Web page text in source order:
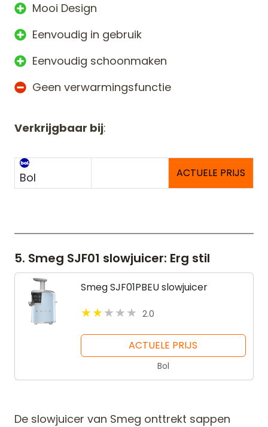
Mooi Design
Eenvoudig in gebruik
Eenvoudig schoonmaken
Geen verwarmingsfunctie
Verkrijgbaar bij:
Bol ACTUELE PRIJS
5. Smeg SJF01 slowjuicer: Erg stil
Smeg SJF01PBEU slowjuicer
2.0
ACTUELE PRIJS
Bol
De slowjuicer van Smeg onttrekt sappen